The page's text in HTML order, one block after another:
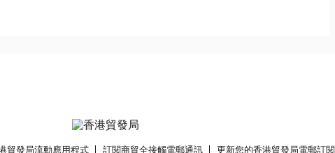
貿發局流動應用程式 訂閱商貿全接觸電郵通訊 更新您的香港貿發局電郵訂閱